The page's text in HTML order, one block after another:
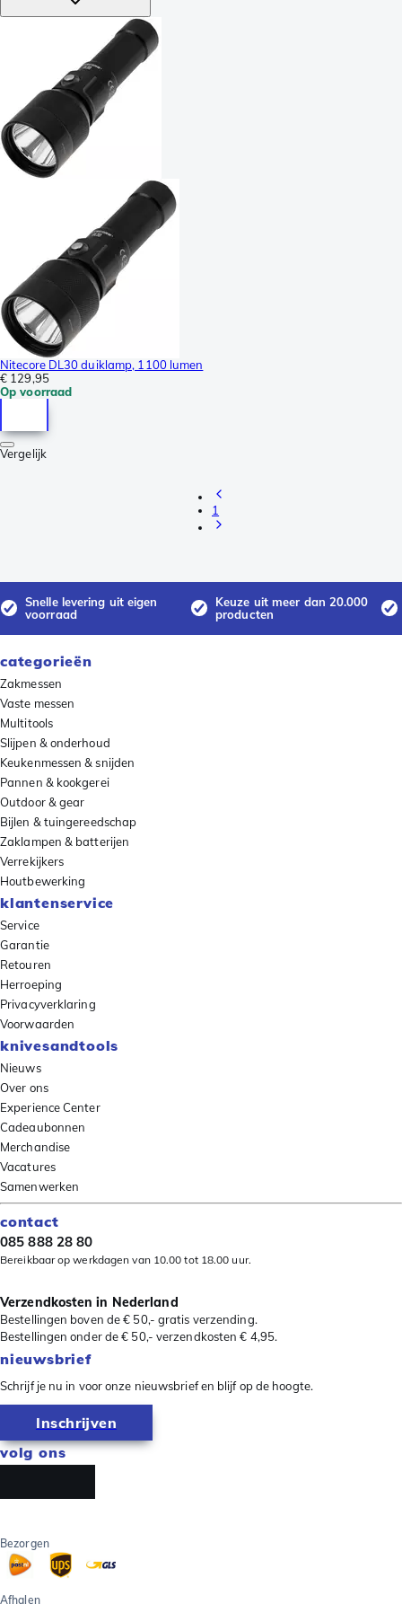
Nitecore DL30 duiklamp, 1100 lumen
€ 129,95
Op voorraad
Vergelijk
1
Snelle levering uit eigen
voorraad
Keuze uit meer dan 20.000
producten
categorieën
Zakmessen
Vaste messen
Multitools
Slijpen & onderhoud
Keukenmessen & snijden
Pannen & kookgerei
Outdoor & gear
Bijlen & tuingereedschap
Zaklampen & batterijen
Verrekijkers
Houtbewerking
klantenservice
Service
Garantie
Retouren
Herroeping
Privacyverklaring
Voorwaarden
knivesandtools
Nieuws
Over ons
Experience Center
Cadeaubonnen
Merchandise
Vacatures
Samenwerken
contact
085 888 28 80
Bereikbaar op werkdagen van 10.00 tot 18.00 uur.
Verzendkosten in Nederland
Bestellingen boven de € 50,- gratis verzending.
Bestellingen onder de € 50,- verzendkosten € 4,95.
nieuwsbrief
Schrijf je nu in voor onze nieuwsbrief en blijf op de hoogte.
Inschrijven
volg ons
Bezorgen
Afhalen